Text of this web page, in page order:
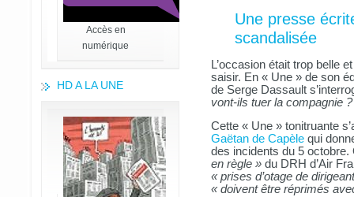
Accès en
numérique
HD A LA UNE
Une presse
scandalisée
L’occasion était trop belle
saisir. En « Une » de son
de Serge Dassault
vont-ils tuer la compagnie
Cette « Une » tonitruante
Gaëtan de Capèle qui
des incidents du 5
en règle » du DRH d’Air
« prises d’otage de
« doivent être réprimés